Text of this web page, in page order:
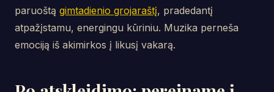
paruoštą gimtadienio grojaraštį, pradedantį
atpažįstamu, energingu kūriniu. Muzika perneša
emociją iš akimirkos į likusį vakarą.